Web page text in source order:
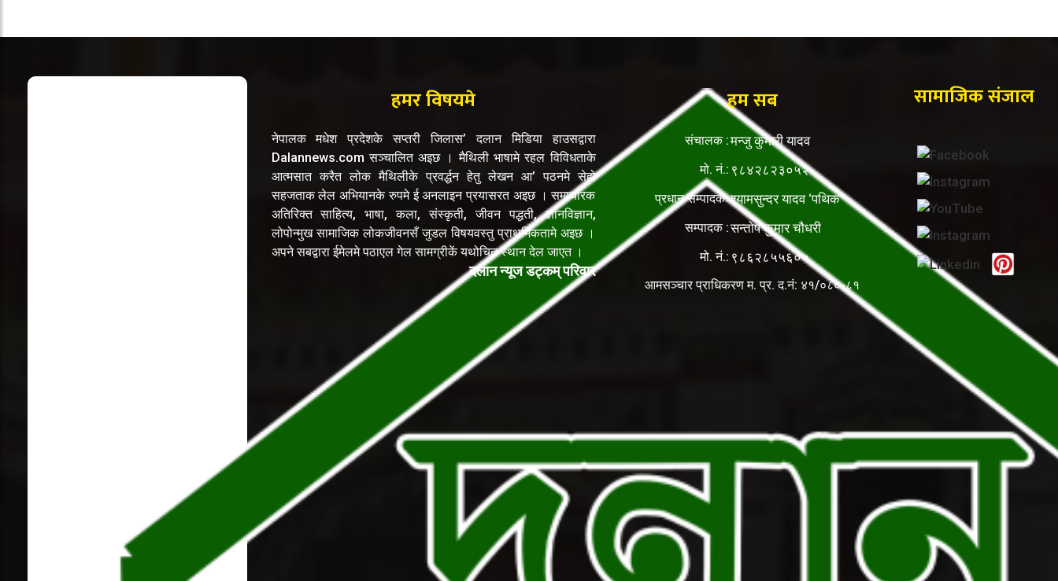
हमर विषयमे
नेपालक मधेश प्रदेशके सप्तरी जिलास’ दलान मिडिया हाउसद्वारा
Dalannews.com सञ्चालित अइछ । मैथिली भाषामे रहल विविधताके
आत्मसात करैत लोक मैथिलीके प्रवर्द्धन हेतु लेखन आ’ पठनमे सेहो
सहजताक लेल अभियानके रुपमे ई अनलाइन प्रयासरत अइछ । समाचारक
अतिरिक्त साहित्य, भाषा, कला, संस्कृती, जीवन पद्धती, ज्ञानविज्ञान,
लोपोन्मुख सामाजिक लोकजीवनसँ जुडल विषयवस्तु प्राथमिकतामे अइछ ।
अपने सबद्वारा ईमेलमे पठाएल गेल सामग्रीकें यथोचित स्थान देल जाएत ।
दलान न्यूज डट्कम् परिवार
हम सब
संचालक :मन्जु कुमारी यादव
मो. नं.: ९८४२८२३०५२
प्रधान सम्पादकःश्यामसुन्दर यादव ‘पथिक’
सम्पादक :सन्तोष कुमार चौधरी
मो. नं.: ९८६२८५५६०५
आमसञ्चार प्राधिकरण म. प्र. द.नं: ४१/०८०-८१
सामाजिक संजाल